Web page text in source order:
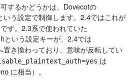
するかどうかは、Dovecotの
いう設定で制御します。2.4ではこれが
す。2.3系で使われていた
という設定キーが、2.4では
置き換わっており、意味が反転してい
は
に相当）。